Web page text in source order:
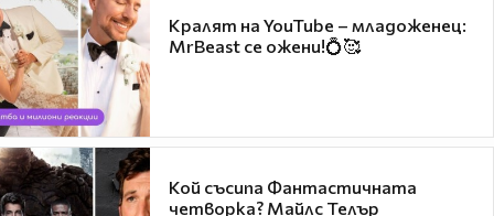
Кралят на YouTube – младоженец:
MrBeast се ожени!💍🥰
Кой съсипа Фантастичната
четворка? Майлс Телър